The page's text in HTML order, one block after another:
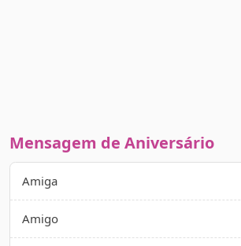
Mensagem de Aniversário
Amiga
Amigo